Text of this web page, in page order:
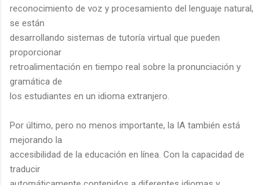
reconocimiento de voz y procesamiento del lenguaje natural,
se están
desarrollando sistemas de tutoría virtual que pueden
proporcionar
retroalimentación en tiempo real sobre la pronunciación y
gramática de
los estudiantes en un idioma extranjero.
Por último, pero no menos importante, la IA también está
mejorando la
accesibilidad de la educación en línea. Con la capacidad de
traducir